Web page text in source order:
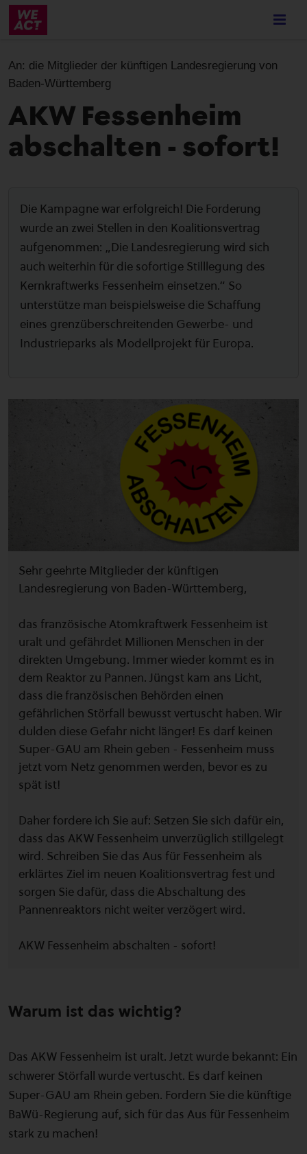
Skip
content
An: die Mitglieder der künftigen Landesregierung von
Baden-Württemberg
AKW Fessenheim
abschalten - sofort!
Die Kampagne war erfolgreich! Die Forderung
wurde an zwei Stellen in den Koalitionsvertrag
aufgenommen: „Die Landesregierung wird sich
auch weiterhin für die sofortige Stilllegung des
Kernkraftwerks Fessenheim einsetzen.“ So
unterstütze man beispielsweise die Schaffung
eines grenzüberschreitenden Gewerbe- und
Industrieparks als Modellprojekt für Europa.
Sehr geehrte Mitglieder der künftigen
Landesregierung von Baden-Württemberg,
das französische Atomkraftwerk Fessenheim ist
uralt und gefährdet Millionen Menschen in der
direkten Umgebung. Immer wieder kommt es in
dem Reaktor zu Pannen. Jüngst kam ans Licht,
dass die französischen Behörden einen
gefährlichen Störfall bewusst vertuscht haben. Wir
dulden diese Gefahr nicht länger! Es darf keinen
Super-GAU am Rhein geben - Fessenheim muss
jetzt vom Netz genommen werden, bevor es zu
spät ist!
Daher fordere ich Sie auf: Setzen Sie sich dafür ein,
dass das AKW Fessenheim unverzüglich stillgelegt
wird. Schreiben Sie das Aus für Fessenheim als
erklärtes Ziel im neuen Koalitionsvertrag fest und
sorgen Sie dafür, dass die Abschaltung des
Pannenreaktors nicht weiter verzögert wird.
AKW Fessenheim abschalten - sofort!
Warum ist das wichtig?
Das AKW Fessenheim ist uralt. Jetzt wurde bekannt: Ein
schwerer Störfall wurde vertuscht. Es darf keinen
Super-GAU am Rhein geben. Fordern Sie die künftige
BaWü-Regierung auf, sich für das Aus für Fessenheim
stark zu machen!